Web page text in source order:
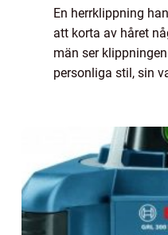
En herrklippning
att korta av håret
män ser
personliga stil, sin